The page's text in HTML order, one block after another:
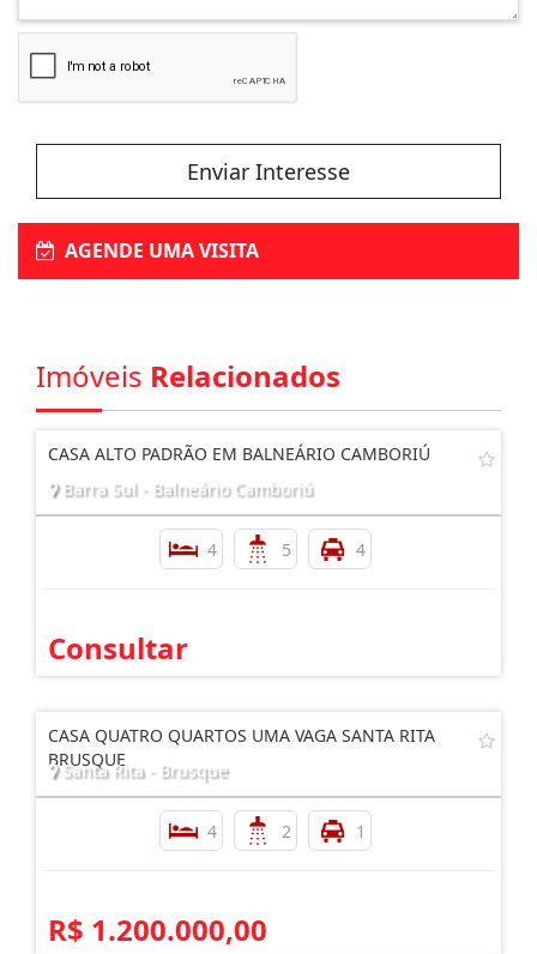
Enviar Interesse
AGENDE UMA VISITA
Imóveis Relacionados
CASA ALTO PADRÃO EM BALNEÁRIO CAMBORIÚ
Barra Sul - Balneário Camboriú
4 5 4
Consultar
CASA QUATRO QUARTOS UMA VAGA SANTA RITA
BRUSQUE
Santa Rita - Brusque
4 2 1
R$ 1.200.000,00